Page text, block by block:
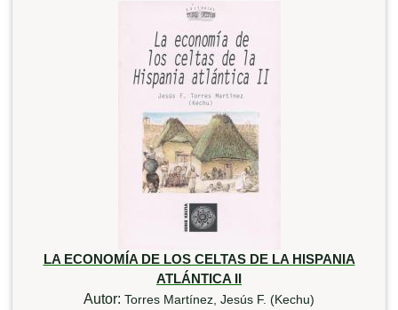
LA ECONOMÍA DE LOS CELTAS DE LA HISPANIA
ATLÁNTICA II
Autor: Torres Martínez, Jesús F. (Kechu)